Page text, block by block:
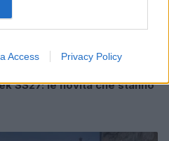
Access Privacy Policy
SS27: le novità che stanno